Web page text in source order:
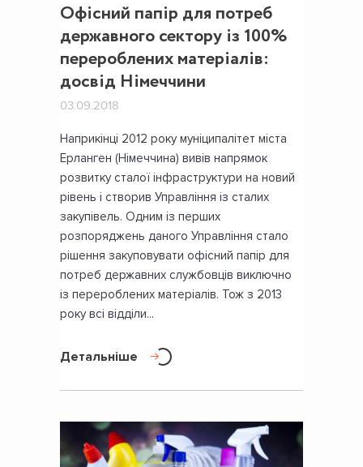
Офісний папір для потреб
державного сектору із 100%
перероблених матеріалів:
досвід Німеччини
03.09.2018
Наприкінці 2012 року муніципалітет міста
Ерланген (Німеччина) вивів напрямок
розвитку сталої інфраструктури на новий
рівень і створив Управління із сталих
закупівель. Одним із перших
розпоряджень даного Управління стало
рішення закуповувати офісний папір для
потреб державних службовців виключно
із перероблених матеріалів. Тож з 2013
року всі відділи...
Детальніше